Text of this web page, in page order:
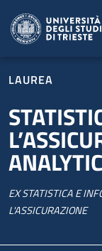
LAUREA
EX STATISTICA E
L'ASSICURAZIONE